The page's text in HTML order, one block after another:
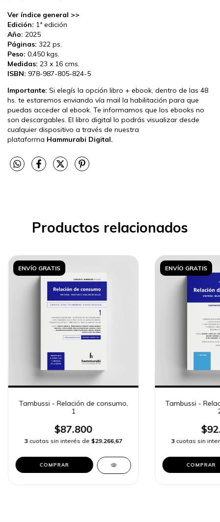
Ver índice general >>
Edición: 1ª edición
Año: 2025
Páginas: 322 ps.
Peso: 0,450 kgs.
Medidas: 23 x 16 cms.
ISBN: 978-987-805-824-5
Importante: Si elegís la opción libro + ebook, dentro de las 48
hs. te estaremos enviando vía mail la habilitación para que
puedas acceder al ebook. Te informamos que los ebooks no
son descargables. El libro digital lo podrás visualizar desde
cualquier dispositivo a través de nuestra
plataforma Hammurabi Digital.
Productos relacionados
ENVÍO GRATIS
Tambussi - Relación de consumo,
1
$87.800
3 cuotas sin interés de $29.266,67
COMPRAR
ENVÍO GRATIS
Tambussi -
3 cuotas sin
COMPRAR